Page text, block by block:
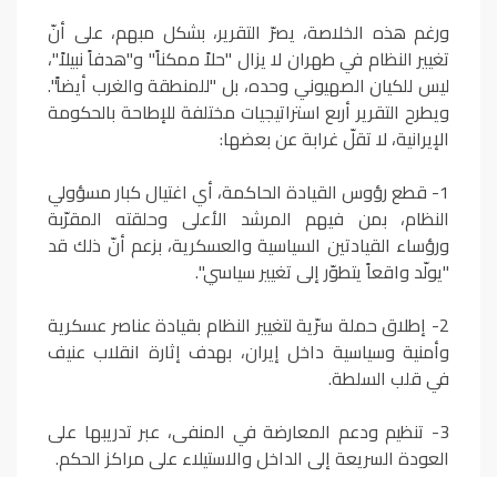
ورغم هذه الخلاصة، يصرّ التقرير، بشكل مبهم، على أنّ
تغيير النظام في طهران لا يزال "حلاً ممكناً" و"هدفاً نبيلاً"،
ليس للكيان الصهيوني وحده، بل "للمنطقة والغرب أيضاً".
ويطرح التقرير أربع استراتيجيات مختلفة للإطاحة بالحكومة
الإيرانية، لا تقلّ غرابة عن بعضها:
1- قطع رؤوس القيادة الحاكمة، أي اغتيال كبار مسؤولي
النظام، بمن فيهم المرشد الأعلى وحلقته المقرّبة
ورؤساء القيادتين السياسية والعسكرية، بزعم أنّ ذلك قد
"يولّد واقعاً يتطوّر إلى تغيير سياسي".
2- إطلاق حملة سرّية لتغيير النظام بقيادة عناصر عسكرية
وأمنية وسياسية داخل إيران، بهدف إثارة انقلاب عنيف
في قلب السلطة.
3- تنظيم ودعم المعارضة في المنفى، عبر تدريبها على
العودة السريعة إلى الداخل والاستيلاء على مراكز الحكم.